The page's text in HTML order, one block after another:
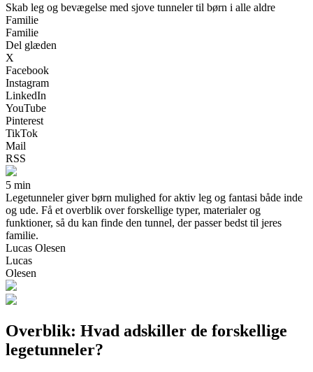
Skab leg og bevægelse med sjove tunneler til børn i alle aldre
Familie
Familie
Del glæden
X
Facebook
Instagram
LinkedIn
YouTube
Pinterest
TikTok
Mail
RSS
5 min
Legetunneler giver børn mulighed for aktiv leg og fantasi både inde
og ude. Få et overblik over forskellige typer, materialer og
funktioner, så du kan finde den tunnel, der passer bedst til jeres
familie.
Lucas Olesen
Lucas
Olesen
Overblik: Hvad adskiller de forskellige
legetunneler?